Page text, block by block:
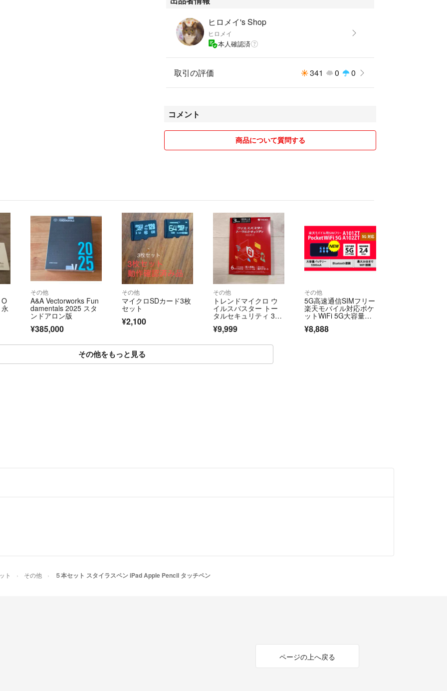
ヒロメイ's Shop
ヒロメイ
本人確認済
取引の評価 341 0 0
コメント
商品について質問する
その他
A&A Vectorworks Fun
damentals 2025 スタ
ンドアロン版
¥385,000
その他
マイクロSDカード3枚
セット
¥2,100
その他
トレンドマイクロ ウ
イルスバスター トー
タルセキュリティ 3年
¥9,999
その他
5G高速通信SIMフリー
楽天モバイル対応ポケ
ットWiFi 5G大容量バ
¥8,888
その他をもっと見る
ト その他 ５本セット スタイラスペン iPad Apple Pencil タッチペン
ページの上へ戻る